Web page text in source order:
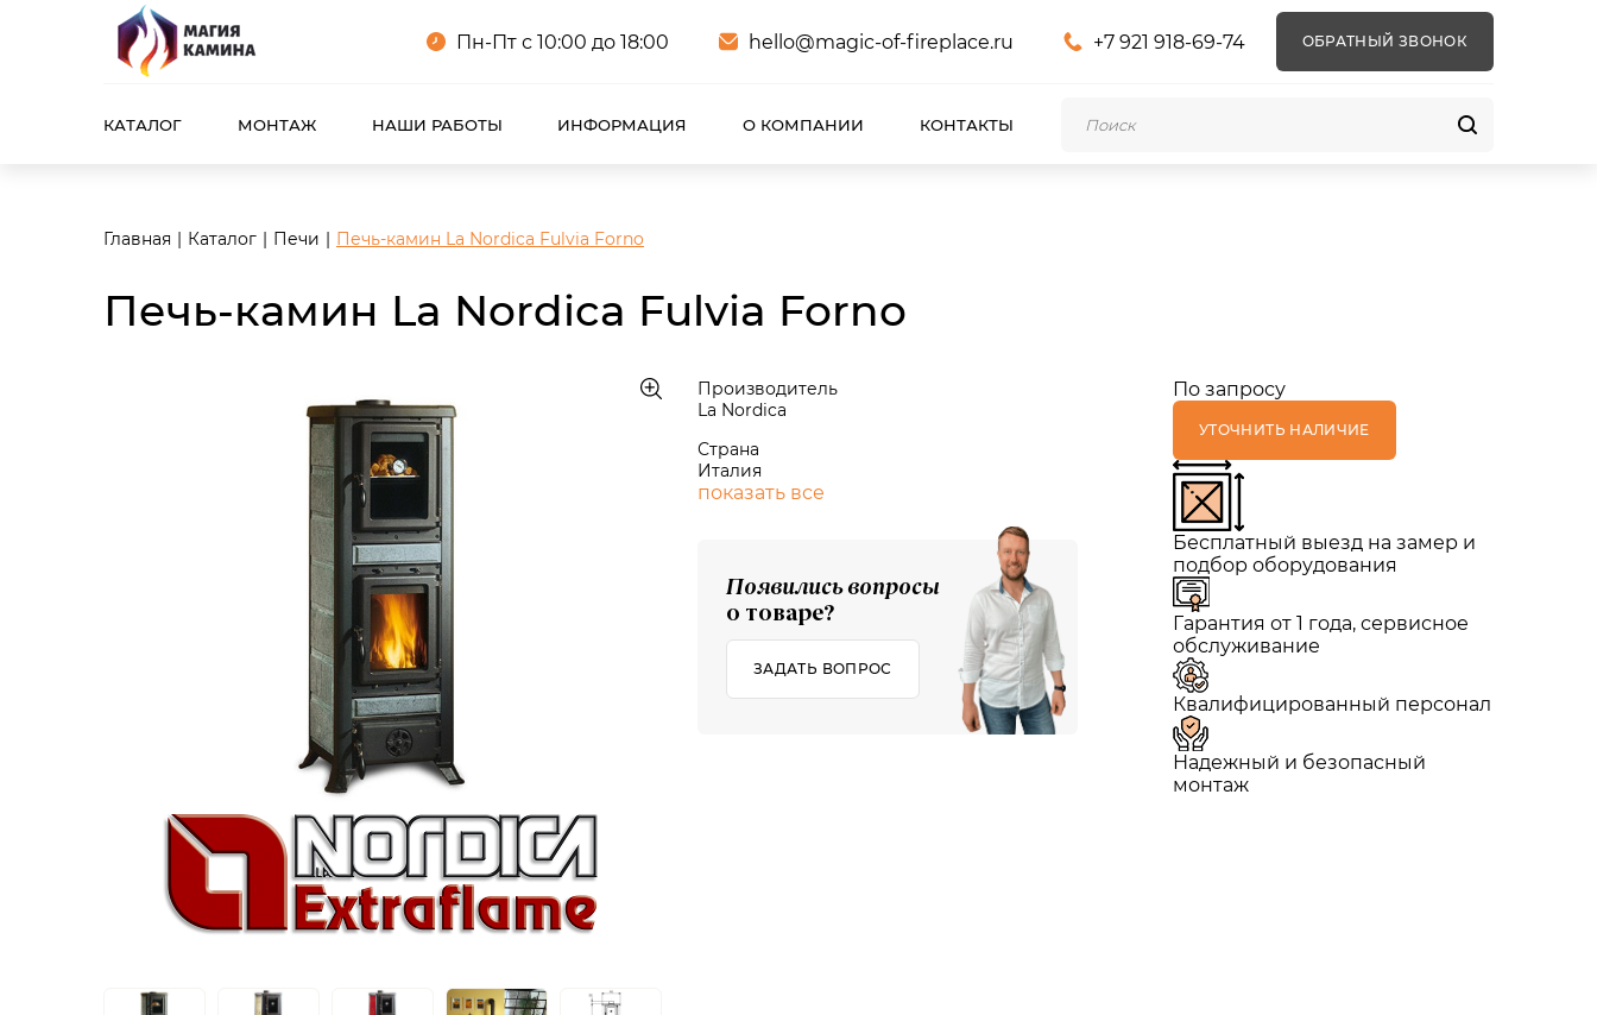
<meta name="robots" content="noindex, follow"/>
Пн-Пт с 10:00 до 18:00
hello@magic-of-fireplace.ru +7 921 918-69-74 ОБРАТНЫЙ ЗВОНОК
КАТАЛОГ МОНТАЖ НАШИ РАБОТЫ ИНФОРМАЦИЯ О КОМПАНИИ КОНТАКТЫ
Главная Каталог Печи Печь-камин La Nordica Fulvia Forno
Печь-камин La Nordica Fulvia Forno
Производитель
La Nordica
Страна
Италия
показать все
Появились вопросы
о товаре?
ЗАДАТЬ ВОПРОС
По запросу
УТОЧНИТЬ НАЛИЧИЕ
Бесплатный выезд на замер и
подбор оборудования
Гарантия от 1 года, сервисное
обслуживание
Квалифицированный персонал
Надежный и безопасный
монтаж